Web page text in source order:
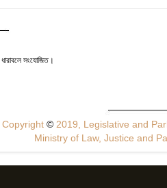
সংযোজিত।
Copyright© 2019, Legislative and
Ministry of Law, Justice and